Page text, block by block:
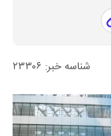
شناسه خبر: ۲۳۳۰۶